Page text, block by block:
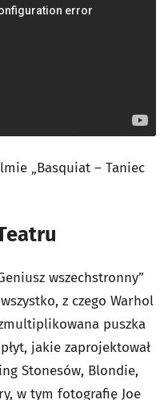
„Basquiat – Taniec
wszechstronny”
z czego Warhol
puszka
jakie zaprojektował
Stonesów, Blondie,
w tym fotografię Joe